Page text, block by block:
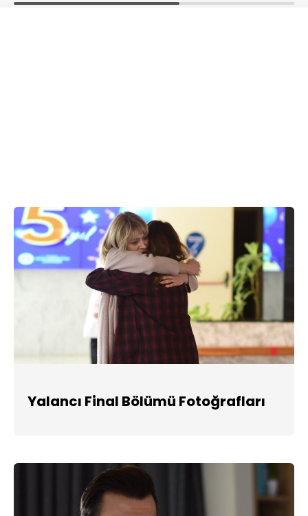
Yalancı Final Bölümü Fotoğrafları